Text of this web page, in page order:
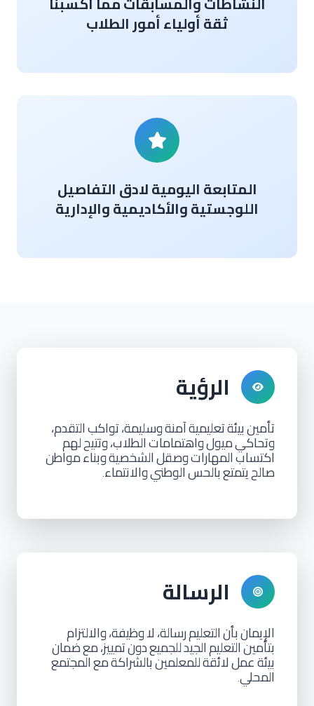
ثقة أولياء أمور الطلاب
المتابعة اليومية لادق التفاصيل
اللوجستية والأكاديمية والإدارية
الرؤية
تأمينبيئةتعليميةآمنةوسليمة،تواكبالتقدم،
وتحاكيميولواهتماماتالطلاب،وتتيحلهم
اكتسابالمهاراتوصقلالشخصيةوبناءمواطن
صالحيتمتعبالحسالوطنيوالانتماء.
الرسالة
الإيمانبأنالتعليمرسالة،لاوظيفة،والالتزام
بتأمينالتعليمالجيدللجميعدونتمييز،معضمان
بيئةعمللائقةللمعلمينبالشراكةمعالمجتمع
المحلي